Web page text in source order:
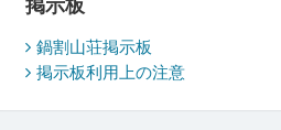
鍋割山荘掲示板
掲示板利用上の注意